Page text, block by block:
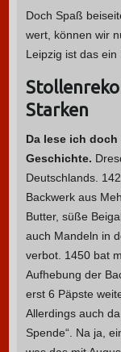
Doch Spaß
wert, können wir
Leipzig ist das ein
Starken
Da lese ich
Geschichte.
Deutschlands.
Backwerk aus
Butter, süße
auch Mandeln in
verbot. 1450 bat
Aufhebung der
erst 6 Päpste
Allerdings auch
Spende“. Na ja,